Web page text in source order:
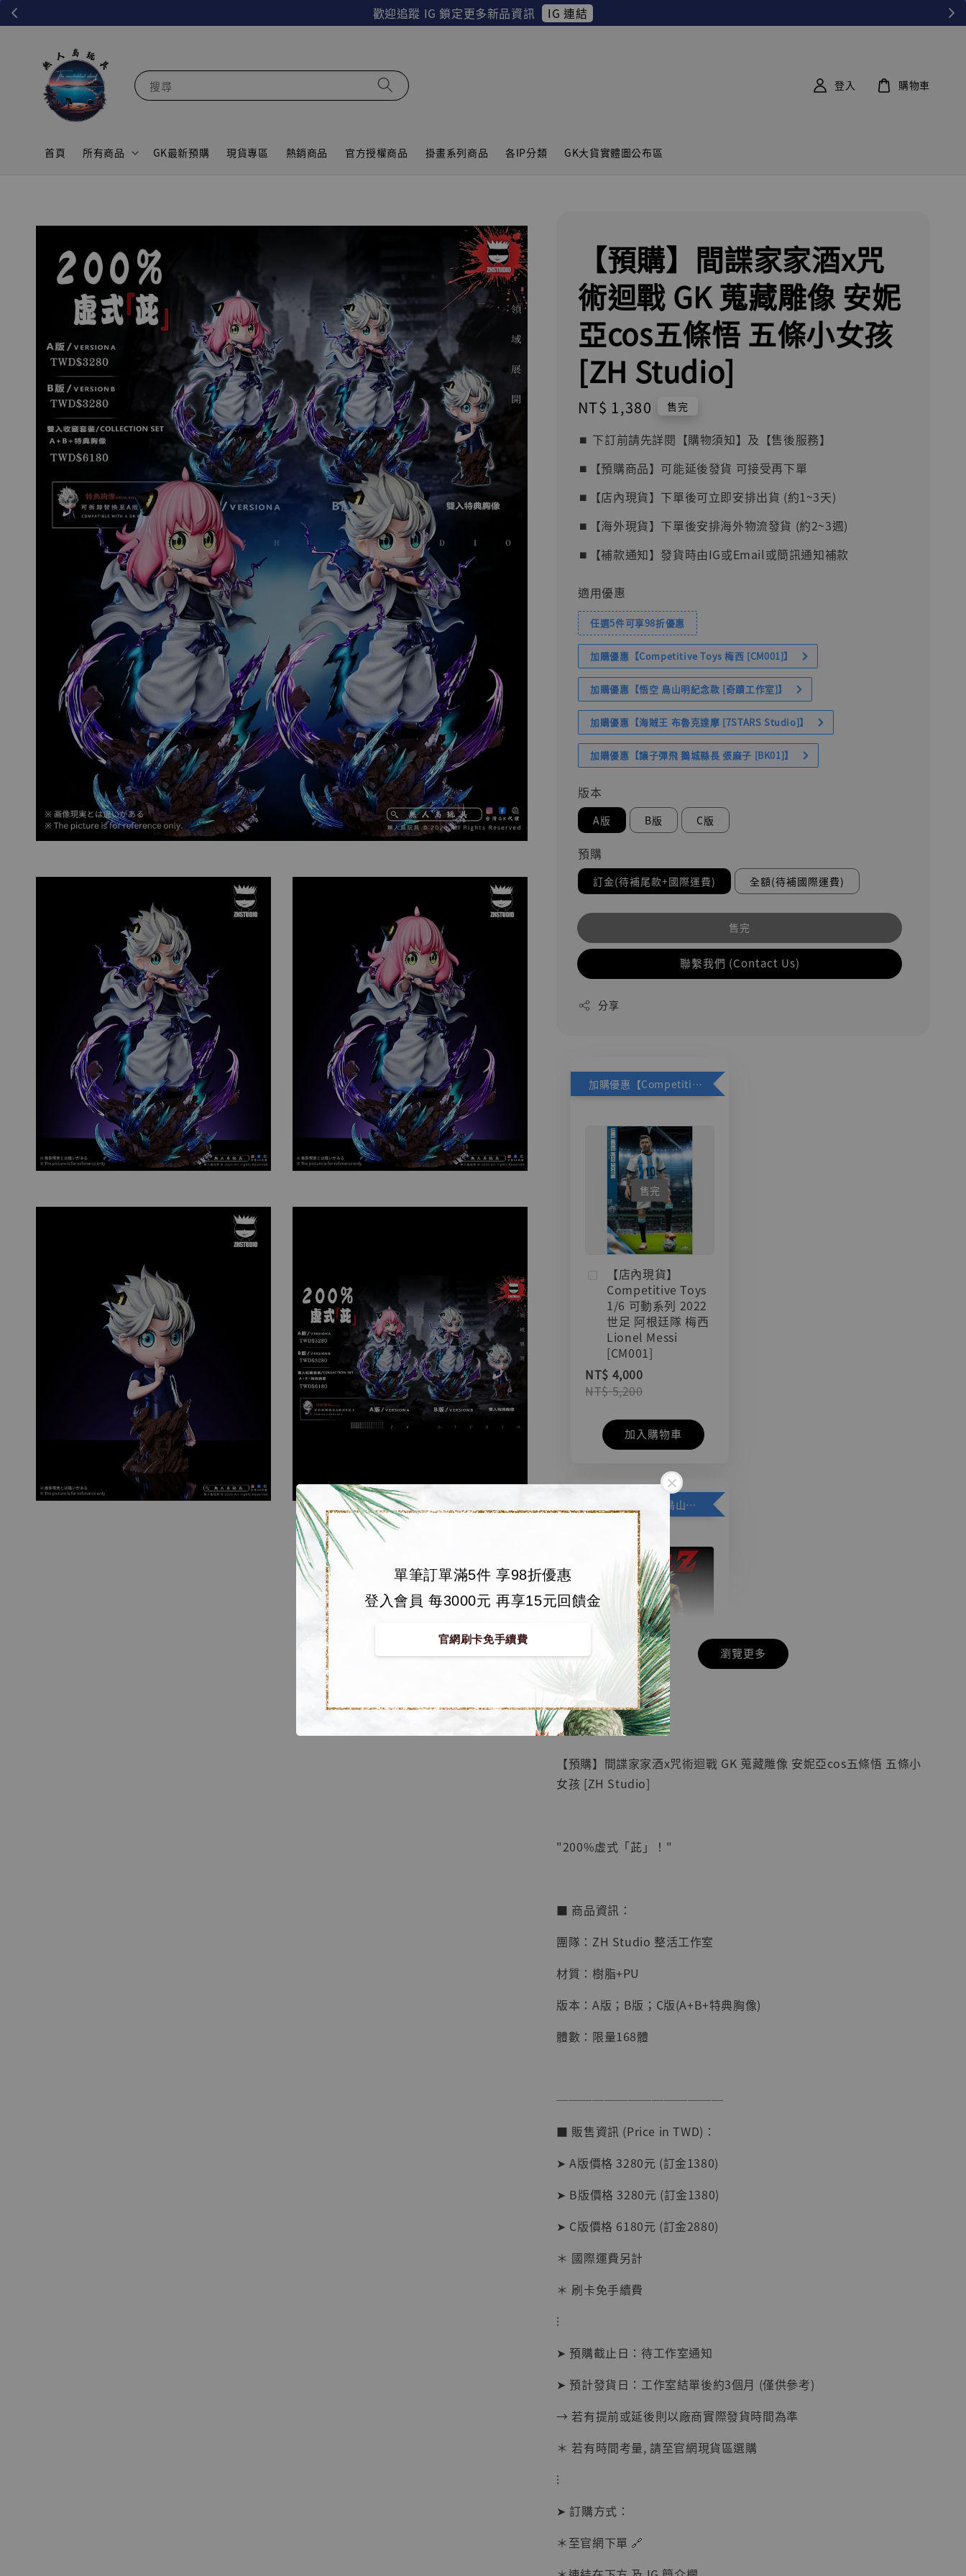
歡迎追蹤 IG 鎖定更多新品資訊 IG 連結
單筆訂單滿5件 享98折優惠
登入會員 每3000元 再享15元回饋金
官網刷卡免手續費
搜尋
首頁 所有商品 GK最新預購 現貨專區 熱銷商品 官方授權商品 掛畫系列商品 各IP分類 GK大貨實體圖公布區
登入 購物車
【預購】間諜家家酒x咒
術迴戰 GK 蒐藏雕像 安妮
亞cos五條悟 五條小女孩
[ZH Studio]
Regular
price
NT$ 1,380 售完
⏹︎ 下訂前請先詳閱【購物須知】及【售後服務】
⏹︎【預購商品】可能延後發貨 可接受再下單
⏹︎【店內現貨】下單後可立即安排出貨 (約1~3天)
⏹︎【海外現貨】下單後安排海外物流發貨 (約2~3週)
⏹︎【補款通知】發貨時由IG或Email或簡訊通知補款
適用優惠
任選5件可享98折優惠
加購優惠【Competitive Toys 梅西 [CM001]】
加購優惠【悟空 鳥山明紀念款 [奇蹟工作室]】
加購優惠【海賊王 布魯克達摩 [7STARS Studio]】
加購優惠【讓子彈飛 鵝城縣長 張麻子 [BK01]】
版本
A版 B版 C版
預購
訂金(待補尾款+國際運費) 全額(待補國際運費)
售完
聯繫我們 (Contact Us)
分享
加購優惠【Competitive Toys 梅西 [CM001]】
售完
【店內現貨】
Competitive Toys
1/6 可動系列 2022
世足 阿根廷隊 梅西
Lionel Messi
[CM001]
NT$ 4,000
NT$ 5,200
加入購物車
加購優惠【悟空 鳥山明紀念款 [奇蹟工作室]】
【店內現貨】七龍珠
系列蒐藏雕像 悟空
鳥山明紀念款 [奇蹟
NT$ 4,280
NT$ 5,580
- +
系列蒐藏雕像 布魯
克達摩 [7STARS
Studio]
NT$ 1,500
- +
加入購物車
BJSTUDIO 1/6系列
可動蒐藏人偶 讓子
彈飛 鵝城縣長 張麻
子 [BK01]
瀏覽更多
🏝【無人島玩具】
【預購】間諜家家酒x咒術迴戰 GK 蒐藏雕像 安妮亞cos五條悟 五條小
女孩 [ZH Studio]
"200%虛式「茈」！"
■ 商品資訊：
團隊：ZH Studio 整活工作室
材質：樹脂+PU
版本：A版；B版；C版(A+B+特典胸像)
體數：限量168體
──────────────
■ 販售資訊 (Price in TWD)：
➤ A版價格 3280元 (訂金1380)
➤ B版價格 3280元 (訂金1380)
➤ C版價格 6180元 (訂金2880)
＊ 國際運費另計
＊ 刷卡免手續費
⁝
➤ 預購截止日：待工作室通知
➤ 預計發貨日：工作室結單後約3個月 (僅供參考)
→ 若有提前或延後則以廠商實際發貨時間為準
＊ 若有時間考量, 請至官網現貨區選購
⁝
➤ 訂購方式：
＊至官網下單 🔗